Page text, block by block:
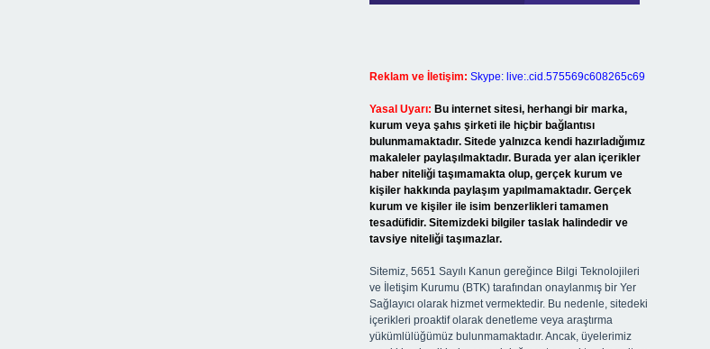
Reklam ve İletişim: Skype: live:.cid.575569c608265c69
Yasal Uyarı: Bu internet sitesi, herhangi bir marka,
kurum veya şahıs şirketi ile hiçbir bağlantısı
bulunmamaktadır. Sitede yalnızca kendi hazırladığımız
makaleler paylaşılmaktadır. Burada yer alan içerikler
haber niteliği taşımamakta olup, gerçek kurum ve
kişiler hakkında paylaşım yapılmamaktadır. Gerçek
kurum ve kişiler ile isim benzerlikleri tamamen
tesadüfidir. Sitemizdeki bilgiler taslak halindedir ve
tavsiye niteliği taşımazlar.
Sitemiz, 5651 Sayılı Kanun gereğince Bilgi Teknolojileri
ve İletişim Kurumu (BTK) tarafından onaylanmış bir Yer
Sağlayıcı olarak hizmet vermektedir. Bu nedenle, sitedeki
içerikleri proaktif olarak denetleme veya araştırma
yükümlülüğümüz bulunmamaktadır. Ancak, üyelerimiz